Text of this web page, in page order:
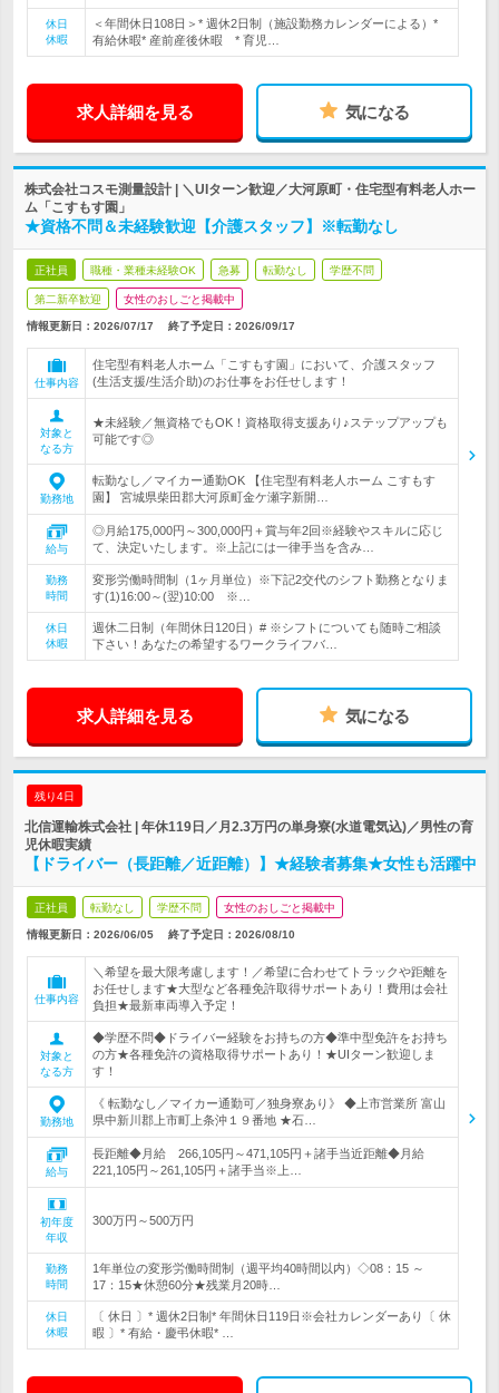
休日
休暇
＜年間休日108日＞* 週休2日制（施設勤務カレンダーによる）*
有給休暇* 産前産後休暇 * 育児…
求人詳細を見る 気になる
株式会社コスモ測量設計 | ＼UIターン歓迎／大河原町・住宅型有料老人ホー
ム「こすもす園」
★資格不問＆未経験歓迎【介護スタッフ】※転勤なし
正社員 職種・業種未経験OK 急募 転勤なし 学歴不問
第二新卒歓迎 女性のおしごと掲載中
情報更新日：2026/07/17 終了予定日： 2026/09/17
仕事内容
住宅型有料老人ホーム「こすもす園」において、介護スタッフ
(生活支援/生活介助)のお仕事をお任せします！
対象と
なる方
★未経験／無資格でもOK！資格取得支援あり♪ステップアップも
可能です◎
勤務地
転勤なし／マイカー通勤OK 【住宅型有料老人ホーム こすもす
園】 宮城県柴田郡大河原町金ケ瀬字新開…
給与
◎月給175,000円～300,000円＋賞与年2回※経験やスキルに応じ
て、決定いたします。※上記には一律手当を含み…
勤務
時間
変形労働時間制（1ヶ月単位）※下記2交代のシフト勤務となりま
す(1)16:00～(翌)10:00 ※…
休日
休暇
週休二日制（年間休日120日）# ※シフトについても随時ご相談
下さい！あなたの希望するワークライフバ…
求人詳細を見る 気になる
残り4日
北信運輸株式会社 | 年休119日／月2.3万円の単身寮(水道電気込)／男性の育
児休暇実績
【ドライバー（長距離／近距離）】★経験者募集★女性も活躍中
正社員 転勤なし 学歴不問 女性のおしごと掲載中
情報更新日：2026/06/05 終了予定日： 2026/08/10
仕事内容
＼希望を最大限考慮します！／希望に合わせてトラックや距離を
お任せします★大型など各種免許取得サポートあり！費用は会社
負担★最新車両導入予定！
対象と
なる方
◆学歴不問◆ドライバー経験をお持ちの方◆準中型免許をお持ち
の方★各種免許の資格取得サポートあり！★UIターン歓迎しま
す！
勤務地
《 転勤なし／マイカー通勤可／独身寮あり》 ◆上市営業所 富山
県中新川郡上市町上条沖１９番地 ★石…
給与
長距離◆月給 266,105円～471,105円＋諸手当近距離◆月給
221,105円～261,105円＋諸手当※上…
初年度
年収
300万円～500万円
勤務
時間
1年単位の変形労働時間制（週平均40時間以内）◇08：15 ～
17：15★休憩60分★残業月20時…
休日
休暇
〔 休日 〕* 週休2日制* 年間休日119日※会社カレンダーあり〔 休
暇 〕* 有給・慶弔休暇* …